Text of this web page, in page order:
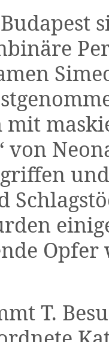
mit
von
T.